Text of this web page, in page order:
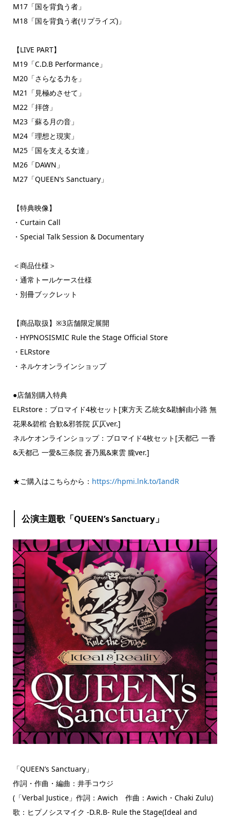
M17「国を背負う者」
M18「国を背負う者(リプライズ)」
【LIVE PART】
M19「C.D.B Performance」
M20「さらなる力を」
M21「見極めさせて」
M22「拝啓」
M23「蘇る月の音」
M24「理想と現実」
M25「国を支える女達」
M26「DAWN」
M27「QUEEN’s Sanctuary」
【特典映像】
・Curtain Call
・Special Talk Session & Documentary
＜商品仕様＞
・通常トールケース仕様
・別冊ブックレット
【商品取扱】※3店舗限定展開
・HYPNOSISMIC Rule the Stage Official Store
・ELRstore
・ネルケオンラインショップ
●店舗別購入特典
ELRstore：ブロマイド4枚セット[東方天 乙統女&勘解由小路 無
花果&碧棺 合歓&邪答院 仄仄ver.]
ネルケオンラインショップ：ブロマイド4枚セット[天都己 一香
&天都己 一愛&三条院 蒼乃風&東雲 朧ver.]
★ご購入はこちらから： https://hpmi.lnk.to/IandR
公演主題歌「QUEEN’s Sanctuary」
「QUEEN’s Sanctuary」
作詞・作曲・編曲：井手コウジ
(「Verbal Justice」作詞：Awich 作曲：Awich・Chaki Zulu)
歌：ヒプノシスマイク -D.R.B- Rule the Stage(Ideal and